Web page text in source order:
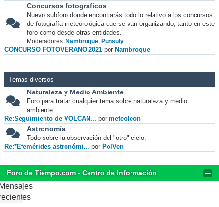
Concursos fotográficos
Nuevo subforo donde encontrarás todo lo relativo a los concursos
de fotografía meteorológica que se van organizando, tanto en este
foro como desde otras entidades.
Moderadores: Nambroque, Punsuly
CONCURSO FOTOVERANO'2021 por Nambroque
Temas diversos
Naturaleza y Medio Ambiente
Foro para tratar cualquier tema sobre naturaleza y medio
ambiente.
Re:Seguimiento de VOLCAN... por meteoleon
Astronomía
Todo sobre la observación del "otro" cielo.
Re:*Efemérides astronómi... por PolVen
Foro de Tiempo.com - Centro de Información